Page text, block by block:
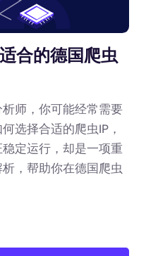
合的德国爬虫
师，你可能经常需要
选择合适的爬虫IP，
定运行，却是一项重
，帮助你在德国爬虫